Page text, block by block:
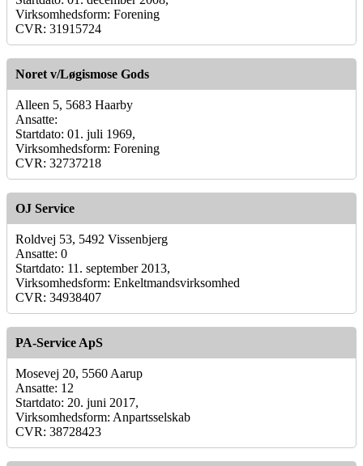
Virksomhedsform: Forening
CVR: 31915724
Noret v/Løgismose Gods
Alleen 5, 5683 Haarby
Ansatte:
Startdato: 01. juli 1969,
Virksomhedsform: Forening
CVR: 32737218
OJ Service
Roldvej 53, 5492 Vissenbjerg
Ansatte: 0
Startdato: 11. september 2013,
Virksomhedsform: Enkeltmandsvirksomhed
CVR: 34938407
PA-Service ApS
Mosevej 20, 5560 Aarup
Ansatte: 12
Startdato: 20. juni 2017,
Virksomhedsform: Anpartsselskab
CVR: 38728423